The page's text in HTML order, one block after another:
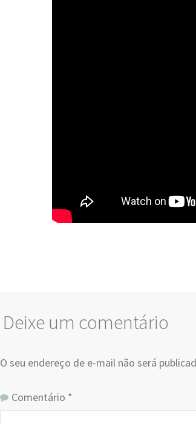
Deixe um comentário
O seu endereço de e-mail não será
Comentário *